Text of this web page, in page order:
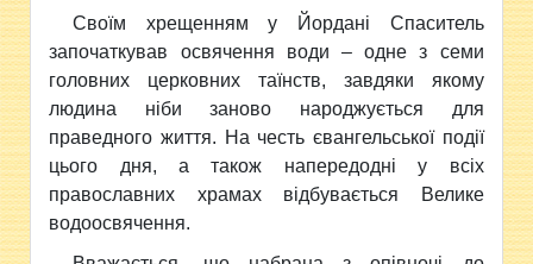
Своїм хрещенням у Йордані Спаситель
започаткував освячення води – одне з семи
головних церковних таїнств, завдяки якому
людина ніби заново народжується для
праведного життя. На честь євангельської події
цього дня, а також напередодні у всіх
православних храмах відбувається Велике
водоосвячення.